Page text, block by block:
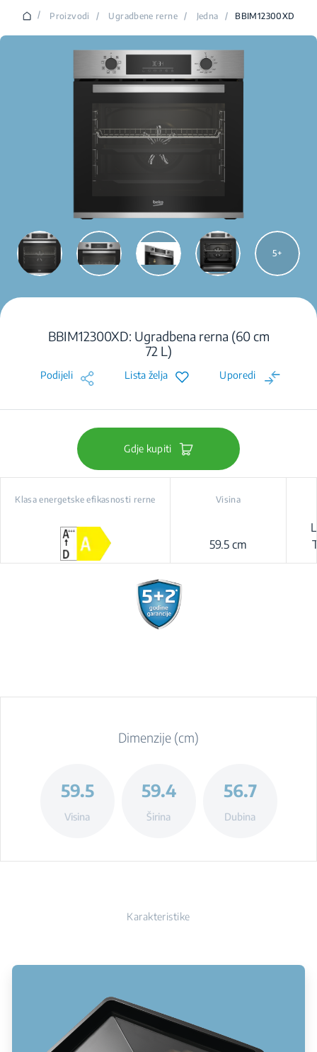
/ Proizvodi / Ugradbene rerne / Jedna / BBIM12300XD
5
BBIM12300XD: Ugradbena rerna (60 cm
72 L)
Podijeli Lista želja Uporedi
Gdje kupiti
Klasa energetske efikasnosti rerne Visina
59.5 cm
Dimenzije (cm)
59.5
Visina
59.4
Širina
56.7
Dubina
Karakteristike